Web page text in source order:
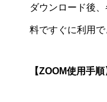
ダウンロード後
料ですぐに利用で
【ZOOM使用手順